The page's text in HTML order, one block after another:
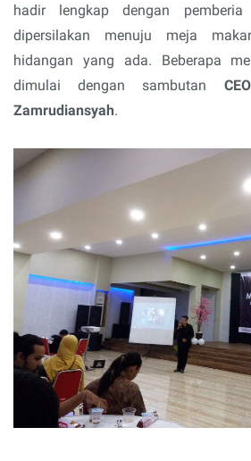
hadir lengkap dengan
dipersilakan menuju meja
hidangan yang ada. Beberapa
dimulai dengan sambutan
Zamrudiansyah.